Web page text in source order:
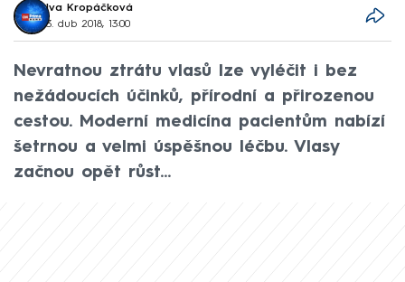
Iva Kropáčková
3. dub 2018, 13:00
Nevratnou ztrátu vlasů lze vyléčit i bez
nežádoucích účinků, přírodní a přirozenou
cestou. Moderní medicína pacientům nabízí
šetrnou a velmi úspěšnou léčbu. Vlasy
začnou opět růst...